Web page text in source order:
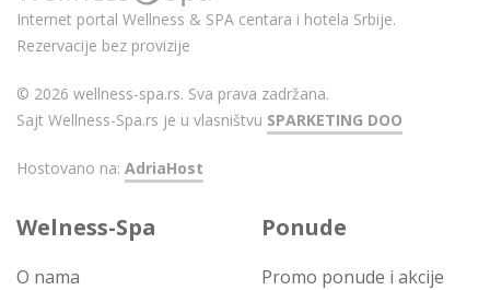
Internet portal Wellness & SPA centara i hotela Srbije.
Rezervacije bez provizije
© 2026 wellness-spa.rs. Sva prava zadržana.
Sajt Wellness-Spa.rs je u vlasništvu SPARKETING DOO
Hostovano na: AdriaHost
Welness-Spa
O nama
Ponude
Promo ponude i akcije